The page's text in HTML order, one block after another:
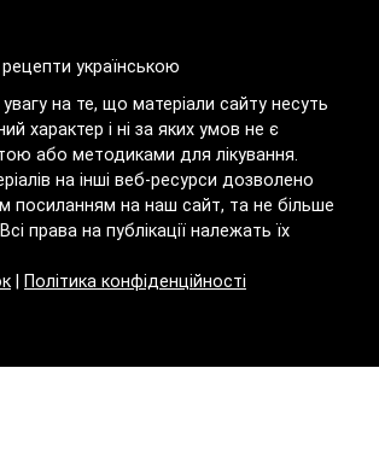
українською
на те, що матеріали сайту несуть
характер і ні за яких умов не є
або методиками для лікування.
на інші веб-ресурси дозволено
посиланням на наш сайт, та не більше
права на публікації належать їх
Політика конфіденційності